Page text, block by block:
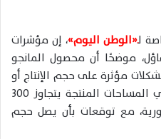
لـ«الوطن اليوم»، إن مؤشرات
موضحًا أن محصول المانجو
مؤثرة على حجم الإنتاج أو
جودة الثمار، لافتًا إلى أن إجمالي المساحات المنتجة يتجاوز 300
مع توقعات بأن يصل حجم